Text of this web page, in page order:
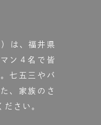
は、福井県
ン４名で皆
七五三やバ
、家族のさ
ださい。